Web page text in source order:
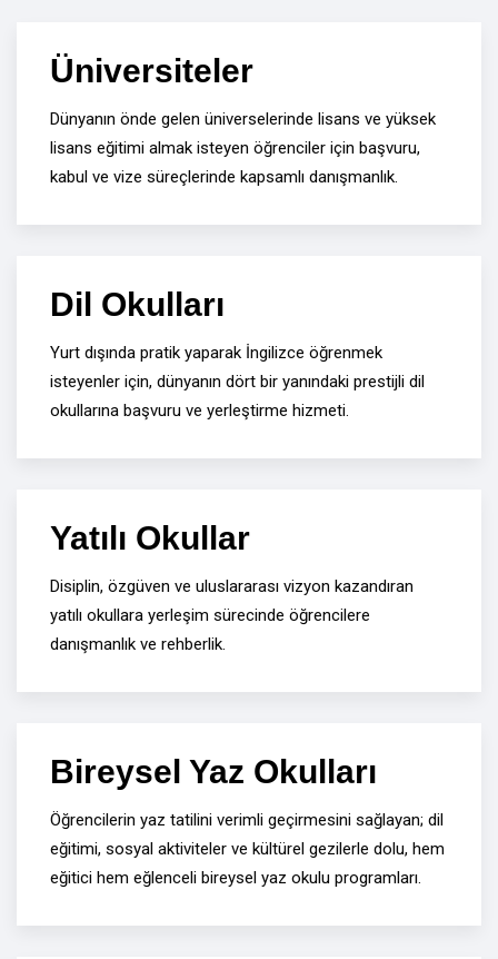
Üniversiteler
Dünyanın önde gelen üniverselerinde lisans ve yüksek
lisans eğitimi almak isteyen öğrenciler için başvuru,
kabul ve vize süreçlerinde kapsamlı danışmanlık.
Dil Okulları
Yurt dışında pratik yaparak İngilizce öğrenmek
isteyenler için, dünyanın dört bir yanındaki prestijli dil
okullarına başvuru ve yerleştirme hizmeti.
Yatılı Okullar
Disiplin, özgüven ve uluslararası vizyon kazandıran
yatılı okullara yerleşim sürecinde öğrencilere
danışmanlık ve rehberlik.
Bireysel Yaz Okulları
Öğrencilerin yaz tatilini verimli geçirmesini sağlayan; dil
eğitimi, sosyal aktiviteler ve kültürel gezilerle dolu, hem
eğitici hem eğlenceli bireysel yaz okulu programları.